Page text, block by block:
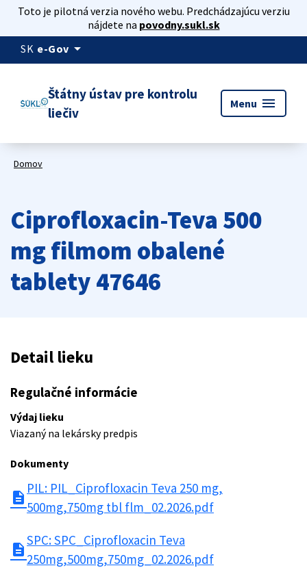
Toto je pilotná verzia nového webu. Predchádzajúcu verziu
nájdete na povodny.sukl.sk
SK e-Gov arrow_drop_down
Štátny ústav pre kontrolu
liečiv
Menu menu
Domov
Ciprofloxacin-Teva 500
mg filmom obalené
tablety 47646
Detail lieku
Regulačné informácie
Výdaj lieku
Viazaný na lekársky predpis
Dokumenty
description
PIL: PIL_Ciprofloxacin Teva 250 mg,
500mg,750mg tbl flm_02.2026.pdf
description
SPC: SPC_Ciprofloxacin Teva
250mg,500mg,750mg_02.2026.pdf